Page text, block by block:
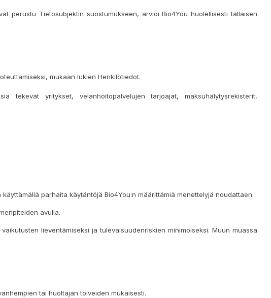
perustu Tietosubjektin suostumukseen, arvioi Bio4You huolellisesti tällaisen
mukaan lukien Henkilötiedot.
tekevät yritykset, velanhoitopalvelujen tarjoajat, maksuhälytysrekisterit,
parhaita käytäntöjä Bio4You:n määrittämiä menettelyjä noudattaen.
avulla.
lieventämiseksi ja tulevaisuudenriskien minimoiseksi. Muun muassa
tai huoltajan toiveiden mukaisesti.